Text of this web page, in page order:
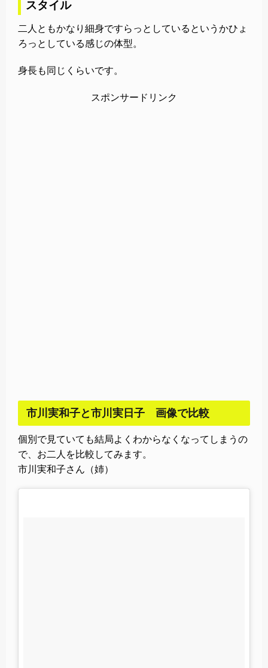
スタイル
二人ともかなり細身ですらっとしているというかひょ
ろっとしている感じの体型。
身長も同じくらいです。
スポンサードリンク
市川実和子と市川実日子 画像で比較
個別で見ていても結局よくわからなくなってしまうの
で、お二人を比較してみます。
市川実和子さん（姉）